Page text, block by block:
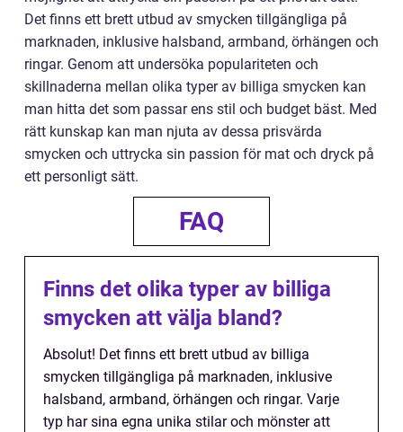
Det finns ett brett utbud av smycken tillgängliga på
marknaden, inklusive halsband, armband, örhängen och
ringar. Genom att undersöka populariteten och
skillnaderna mellan olika typer av billiga smycken kan
man hitta det som passar ens stil och budget bäst. Med
rätt kunskap kan man njuta av dessa prisvärda
smycken och uttrycka sin passion för mat och dryck på
ett personligt sätt.
FAQ
Finns det olika typer av billiga
smycken att välja bland?
Absolut! Det finns ett brett utbud av billiga
smycken tillgängliga på marknaden, inklusive
halsband, armband, örhängen och ringar. Varje
typ har sina egna unika stilar och mönster att